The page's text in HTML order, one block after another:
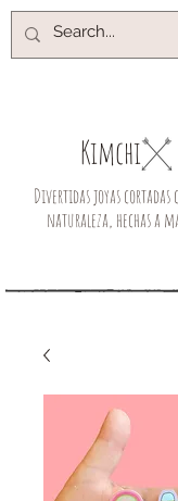
Kimchi​
Divertidas joyas
naturaleza, hechas a